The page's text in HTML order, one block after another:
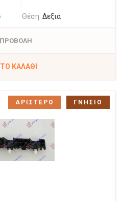
Θέση: Δεξιά
ΠΡΟΒΟΛΗ
ΚΑΛΆΘΙ
ΑΡΙΣΤΕΡΟ ΓΝΗΣΙΟ